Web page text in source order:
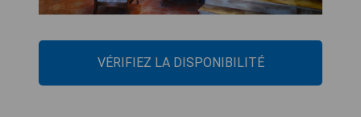
VÉRIFIEZ LA DISPONIBILITÉ